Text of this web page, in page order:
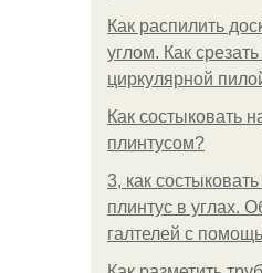
Как распилить
углом. Как
циркулярной
Как состыковать
плинтусом?
3, как
плинтус в углах.
галтелей с